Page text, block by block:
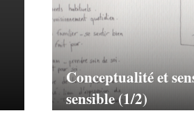
Conceptualité et
sensible (1/2)